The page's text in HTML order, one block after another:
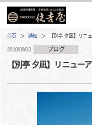
首页 通知 【別亭 夕凪】リニ
2018/08/03 ブログ
【別亭 夕凪】リニュー